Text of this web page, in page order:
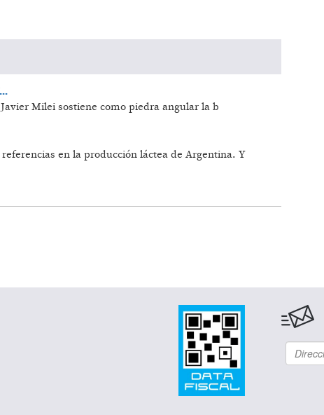
Milei sostiene como piedra angular la b
en la producción láctea de Argentina. Y